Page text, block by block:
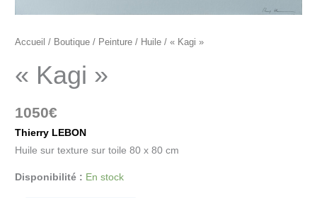
Accueil / Boutique / Peinture / Huile / « Kagi »
« Kagi »
1050€
Thierry LEBON
Huile sur texture sur toile 80 x 80 cm
Disponibilité : En stock